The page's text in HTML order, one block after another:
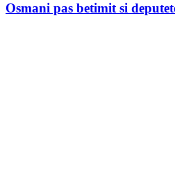
Osmani pas betimit si